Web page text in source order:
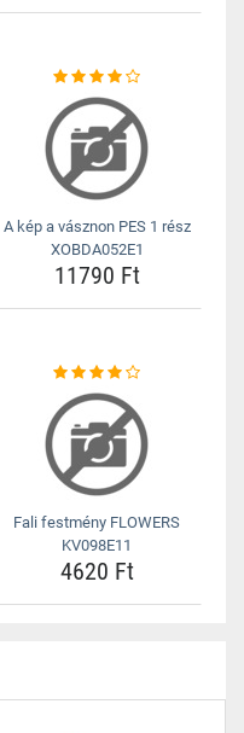
A kép a vásznon PES 1 rész
XOBDA052E1
11790 Ft
Fali festmény FLOWERS
KV098E11
4620 Ft